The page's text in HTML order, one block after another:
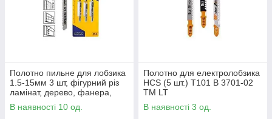
Полотно пильне для лобзика
1.5-15мм 3 шт, фігурний різ
ламінат, дерево, фанера,
ДСП, пластик , зуб 1.25,
T101AO ТМ Kubis
В наявності 10 од.
Полотно для електролобзика
HCS (5 шт.) Т101 В 3701-02
ТМ LT
В наявності 3 од.